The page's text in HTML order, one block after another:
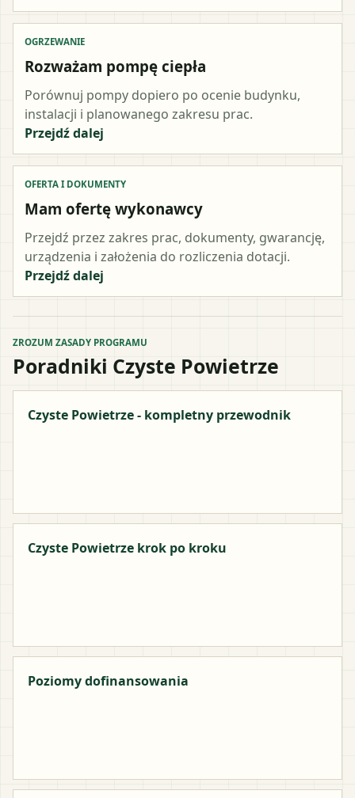
OGRZEWANIE
Rozważam pompę ciepła
Porównuj pompy dopiero po ocenie budynku,
instalacji i planowanego zakresu prac.
Przejdź dalej
OFERTA I DOKUMENTY
Mam ofertę wykonawcy
Przejdź przez zakres prac, dokumenty, gwarancję,
urządzenia i założenia do rozliczenia dotacji.
Przejdź dalej
ZROZUM ZASADY PROGRAMU
Poradniki Czyste Powietrze
Czyste Powietrze - kompletny przewodnik
Czyste Powietrze krok po kroku
Poziomy dofinansowania